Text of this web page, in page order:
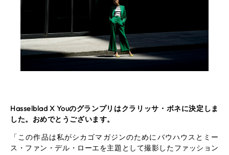
Hasselblad X Youのグランプリはクラリッサ・ボネに決定しま
した。おめでとうございます。
「この作品は私がシカゴマガジンのためにバウハウスとミー
ス・ファン・デル・ローエを主題として撮影したファッション